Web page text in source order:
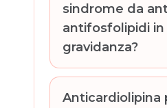
sindrome da
antifosfolipidi in
gravidanza?
Anticardiolipina